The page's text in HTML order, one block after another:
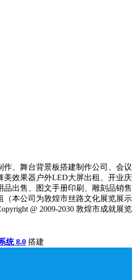
作、舞台背景板搭建制作公司、会议
美效果器户外LED大屏出租、开业庆
品出售、图文手册印刷、雕刻品销售
（本公司为敦煌市丝路文化展览展示
@ 2009-2030 敦煌市成就展览
统 8.0 搭建